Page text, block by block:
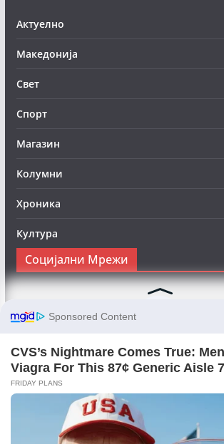
Актуелно
Македонија
Свет
Спорт
Магазин
Колумни
Хроника
Култура
Социјални Мрежи
Следете нè на Фејсбук за да сте во тек